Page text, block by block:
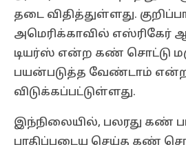
தடை விதித்துள்ளது.
அமெரிக்காவில் எஸ்ரிகேர்
டியர்ஸ் என்ற கண் சொட்டு
பயன்படுத்த வேண்டாம் என்ற
விடுக்கப்பட்டுள்ளது.
இந்நிலையில், பலரது கண்
பாதிப்படைய செய்த கண்